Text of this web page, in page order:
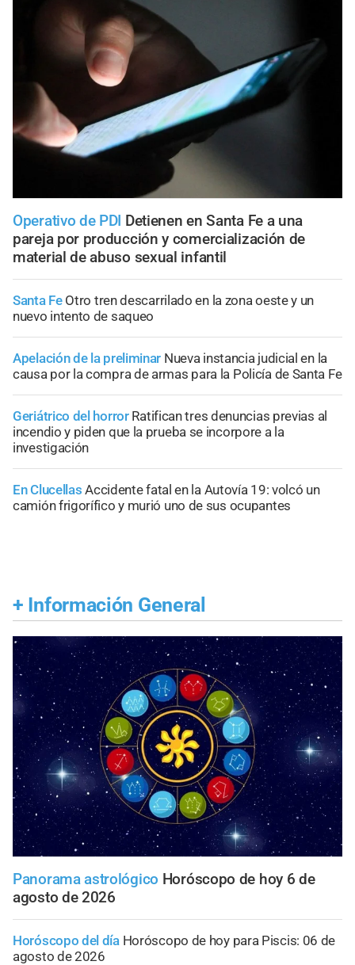
Operativo de PDI Detienen en Santa Fe a una
pareja por producción y comercialización de
material de abuso sexual infantil
Santa Fe Otro tren descarrilado en la zona oeste y un
nuevo intento de saqueo
Apelación de la preliminar Nueva instancia judicial en la
causa por la compra de armas para la Policía de Santa Fe
Geriátrico del horror Ratifican tres denuncias previas al
incendio y piden que la prueba se incorpore a la
investigación
En Clucellas Accidente fatal en la Autovía 19: volcó un
camión frigorífico y murió uno de sus ocupantes
+ Información General
Panorama astrológico Horóscopo de hoy 6 de
agosto de 2026
Horóscopo del día Horóscopo de hoy para Piscis: 06 de
agosto de 2026